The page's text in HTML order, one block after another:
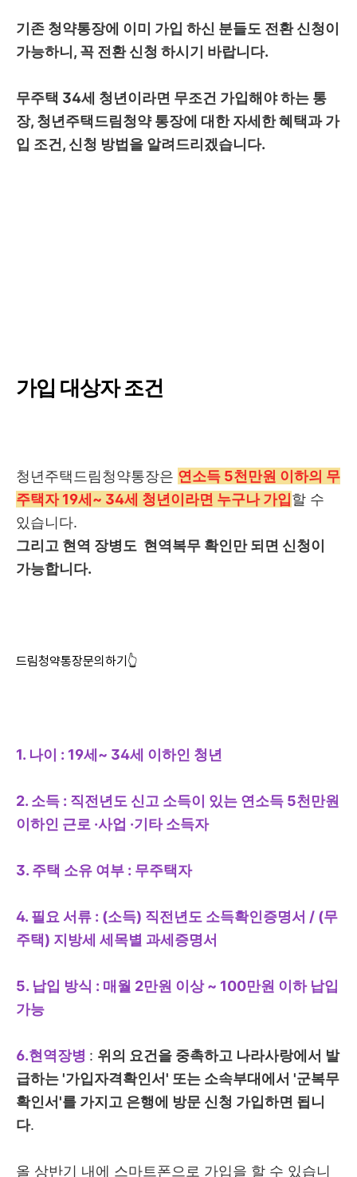
기존 청약통장에 이미 가입 하신 분들도 전환 신청이
가능하니, 꼭 전환 신청 하시기 바랍니다.
무주택 34세 청년이라면 무조건 가입해야 하는 통
장, 청년주택드림청약 통장에 대한자세한 혜택과 가
입 조건, 신청 방법을 알려드리겠습니다.
가입 대상자 조건
청년주택드림청약통장은 연소득 5천만원 이하의 무
주택자 19세~ 34세 청년이라면 누구나 가입할 수
있습니다.
그리고 현역 장병도 현역복무 확인만 되면 신청이
가능합니다.
드림청약통장문의하기👆
1. 나이 : 19세~ 34세 이하인 청년
2. 소득 : 직전년도 신고 소득이 있는 연소득 5천만원
이하인 근로 ·사업 ·기타 소득자
3. 주택 소유 여부 : 무주택자
4. 필요 서류 : (소득) 직전년도 소득확인증명서 / (무
주택) 지방세 세목별 과세증명서
5. 납입 방식 : 매월 2만원 이상 ~ 100만원 이하 납입
가능
6.현역장병 : 위의 요건을 중촉하고 나라사랑에서 발
급하는 '가입자격확인서' 또는 소속부대에서 '군복무
확인서'를 가지고 은행에 방문 신청 가입하면 됩니
다.
올 상반기 내에 스마트폰으로 가입을 할 수 있습니